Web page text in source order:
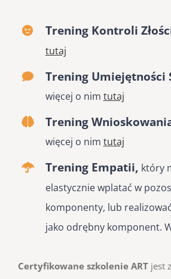
Trening Kontroli
tutaj
Trening Umiejętności
więcej o nim tutaj
Trening
więcej o nim tutaj
Trening Empatii, który
elastycznie wplatać w
komponenty, lub
jako odrębny komponent.
Certyfikowane szkolenie ART jest